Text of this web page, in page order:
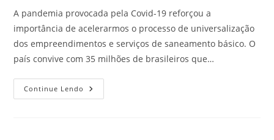
A pandemia provocada pela Covid-19 reforçou a
importância de acelerarmos o processo de universalização
dos empreendimentos e serviços de saneamento básico. O
país convive com 35 milhões de brasileiros que…
Continue Lendo